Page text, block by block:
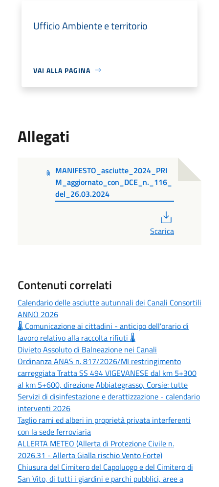
Ufficio Ambiente e territorio
VAI ALLA PAGINA
Allegati
MANIFESTO_asciutte_2024_PRI
M_aggiornato_con_DCE_n._116_
del_26.03.2024
Scarica
Contenuti correlati
Calendario delle asciutte autunnali dei Canali Consortili
ANNO 2026
🌡️ Comunicazione ai cittadini - anticipo dell'orario di
lavoro relativo alla raccolta rifiuti 🌡️
Divieto Assoluto di Balneazione nei Canali
Ordinanza ANAS n. 817/2026/MI restringimento
carreggiata Tratta SS 494 VIGEVANESE dal km 5+300
al km 5+600, direzione Abbiategrasso, Corsie: tutte
Servizi di disinfestazione e derattizzazione - calendario
interventi 2026
Taglio rami ed alberi in proprietà privata interferenti
con la sede ferroviaria
ALLERTA METEO (Allerta di Protezione Civile n.
2026.31 - Allerta Gialla rischio Vento Forte)
Chiusura del Cimitero del Capoluogo e del Cimitero di
San Vito, di tutti i giardini e parchi pubblici, aree a